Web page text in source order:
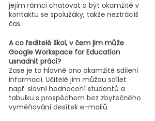
jejím rámci chatovat a být okamžitě v
kontaktu se spolužáky, takže neztrácíš
čas.
A co ředitelé škol, v čem jim může
Google Workspace for Education
usnadnit práci?
Zase je to hlavně ono okamžité sdílení
informací. Učitelé jim můžou sdílet
např. slovní hodnocení studentů a
tabulku s prospěchem bez zbytečného
vyměňování desítek e-mailů.